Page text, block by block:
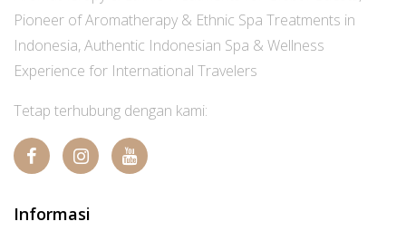
Pioneer of Aromatherapy & Ethnic Spa Treatments in
Indonesia, Authentic Indonesian Spa & Wellness
Experience for International Travelers
Tetap terhubung dengan kami:
Informasi